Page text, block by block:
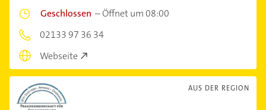
Geschlossen –Öffnet um 08:00
02133 97 36 34
Webseite
AUS DER REGION